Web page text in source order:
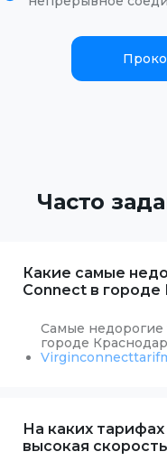
Часто
Какие самые
Connect в городе
Самые
городе
На каких
высокая